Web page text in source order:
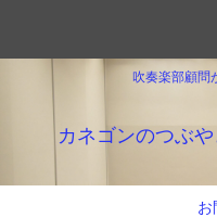
吹奏楽部顧問
カネゴンのつぶ
お